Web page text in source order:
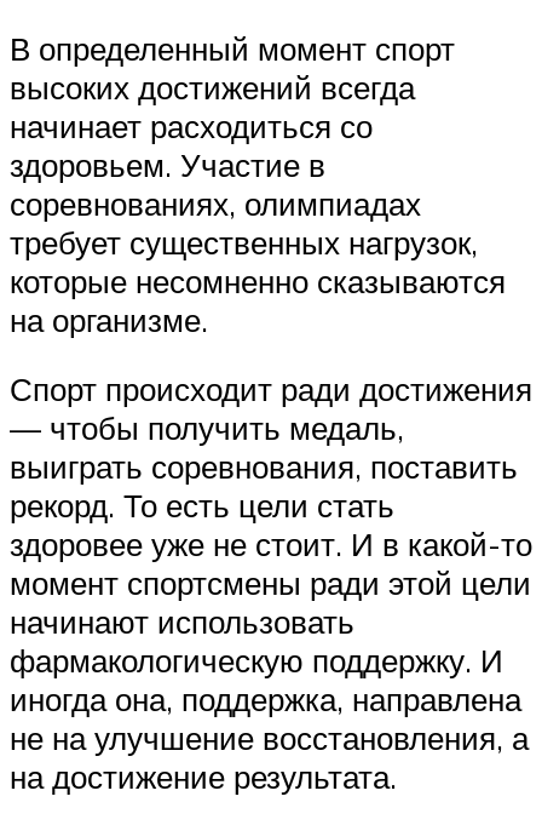
В определенный момент спорт
высоких достижений всегда
начинает расходиться со
здоровьем. Участие в
соревнованиях, олимпиадах
требует существенных нагрузок,
которые несомненно сказываются
на организме.
Спорт происходит ради достижения
— чтобы получить медаль,
выиграть соревнования, поставить
рекорд. То есть цели стать
здоровее уже не стоит. И в какой-то
момент спортсмены ради этой цели
начинают использовать
фармакологическую поддержку. И
иногда она, поддержка, направлена
не на улучшение восстановления, а
на достижение результата.